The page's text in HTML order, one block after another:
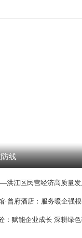
线
洪江区民营经济高质量发
：赋能企业成长 深耕绿